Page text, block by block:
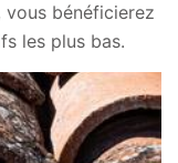
vous bénéficierez
les plus bas.